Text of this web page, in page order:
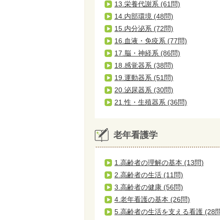
13.栄養代謝系 (61問)
14.内部環境 (48問)
15.内分泌系 (72問)
16.血液・免疫系 (77問)
17.脳・神経系 (86問)
18.感覚器系 (38問)
19.運動器系 (51問)
20.泌尿器系 (30問)
21.性・生殖器系 (36問)
老年看護学
1.高齢者の理解の基本 (13問)
2.高齢者の生活 (11問)
3.高齢者の健康 (56問)
4.老年看護の基本 (26問)
5.高齢者の生活を支える看護 (28